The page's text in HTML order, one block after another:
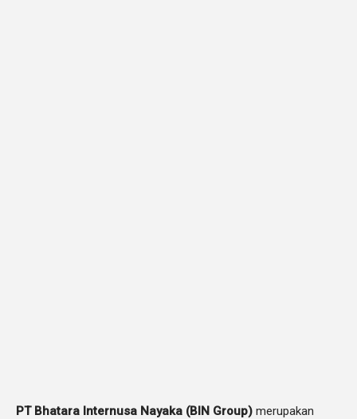
PT Bhatara Internusa Nayaka (BIN Group) merupakan